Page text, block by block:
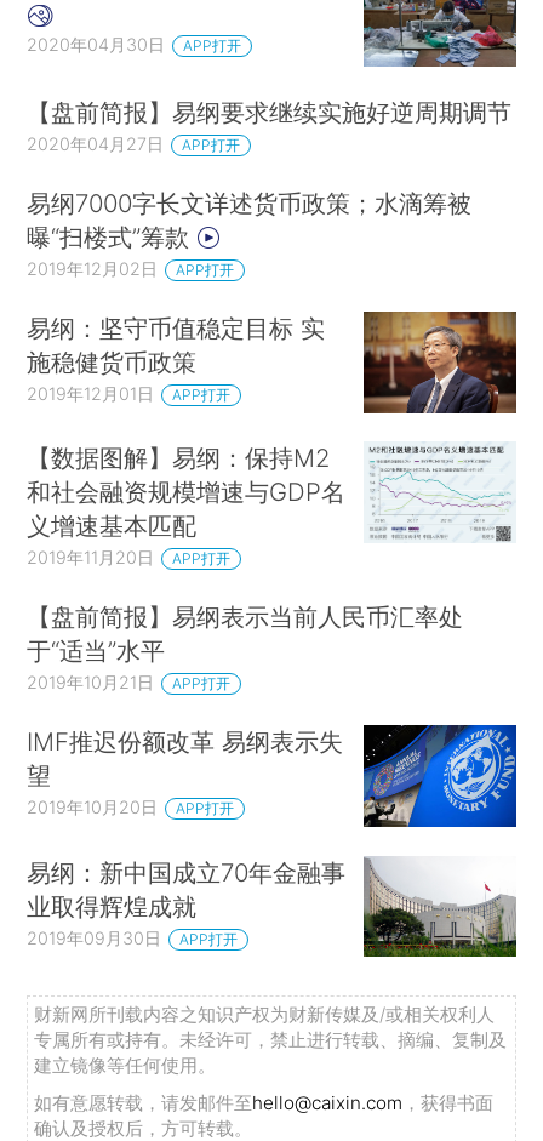
2020年04月30日 APP打开
【盘前简报】易纲要求继续实施好逆周期调节
2020年04月27日 APP打开
易纲7000字长文详述货币政策；水滴筹被
曝“扫楼式”筹款
2019年12月02日 APP打开
易纲：坚守币值稳定目标 实
施稳健货币政策
2019年12月01日 APP打开
【数据图解】易纲：保持M2
和社会融资规模增速与GDP名
义增速基本匹配
2019年11月20日 APP打开
【盘前简报】易纲表示当前人民币汇率处
于“适当”水平
2019年10月21日 APP打开
IMF推迟份额改革 易纲表示失
望
2019年10月20日 APP打开
易纲：新中国成立70年金融事
业取得辉煌成就
2019年09月30日 APP打开
财新网所刊载内容之知识产权为财新传媒及/或相关权利人
专属所有或持有。未经许可，禁止进行转载、摘编、复制及
建立镜像等任何使用。
如有意愿转载，请发邮件至hello@caixin.com ，获得书面
确认及授权后，方可转载。